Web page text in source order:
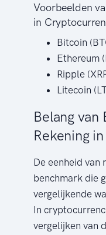
Voorbeelden
in
Bitcoin
Ethereum
Ripple
Litecoin
Belang van
Rekening
De eenheid van
benchmark die
vergelijkende
In
vergelijken van